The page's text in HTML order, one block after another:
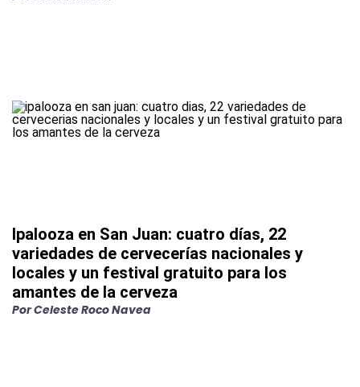
Ipalooza en San Juan: cuatro días, 22
variedades de cervecerías nacionales y
locales y un festival gratuito para los
amantes de la cerveza
PorCeleste Roco Navea